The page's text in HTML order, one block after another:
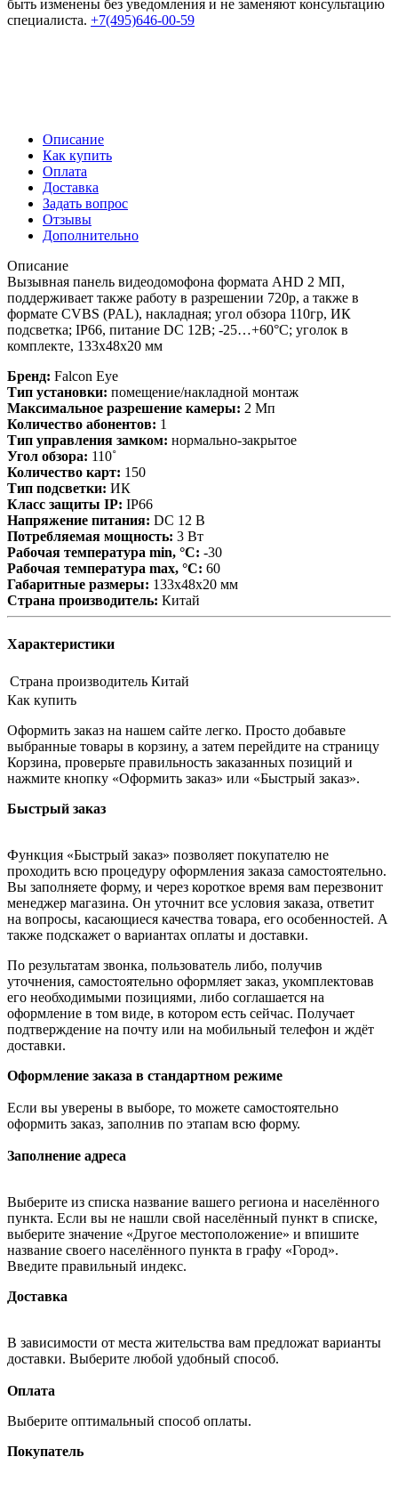
быть изменены без уведомления и не заменяют консультацию
специалиста. +7(495)646-00-59
Описание
Как купить
Оплата
Доставка
Задать вопрос
Отзывы
Дополнительно
Описание
Вызывная панель видеодомофона формата AHD 2 МП,
поддерживает также работу в разрешении 720p, а также в
формате CVBS (PAL), накладная; угол обзора 110гр, ИК
подсветка; IP66, питание DC 12В; -25…+60°C; уголок в
комплекте, 133x48х20 мм
Бренд: Falcon Eye
Тип установки: помещение/накладной монтаж
Максимальное разрешение камеры: 2 Мп
Количество абонентов: 1
Тип управления замком: нормально-закрытое
Угол обзора: 110˚
Количество карт: 150
Тип подсветки: ИК
Класс защиты IP: IP66
Напряжение питания: DC 12 В
Потребляемая мощность: 3 Вт
Рабочая температура min, °С: -30
Рабочая температура max, °С: 60
Габаритные размеры: 133x48х20 мм
Страна производитель: Китай
Характеристики
Страна производитель Китай
Как купить
Оформить заказ на нашем сайте легко. Просто добавьте
выбранные товары в корзину, а затем перейдите на страницу
Корзина, проверьте правильность заказанных позиций и
нажмите кнопку «Оформить заказ» или «Быстрый заказ».
Быстрый заказ
Функция «Быстрый заказ» позволяет покупателю не
проходить всю процедуру оформления заказа самостоятельно.
Вы заполняете форму, и через короткое время вам перезвонит
менеджер магазина. Он уточнит все условия заказа, ответит
на вопросы, касающиеся качества товара, его особенностей. А
также подскажет о вариантах оплаты и доставки.
По результатам звонка, пользователь либо, получив
уточнения, самостоятельно оформляет заказ, укомплектовав
его необходимыми позициями, либо соглашается на
оформление в том виде, в котором есть сейчас. Получает
подтверждение на почту или на мобильный телефон и ждёт
доставки.
Оформление заказа в стандартном режиме
Если вы уверены в выборе, то можете самостоятельно
оформить заказ, заполнив по этапам всю форму.
Заполнение адреса
Выберите из списка название вашего региона и населённого
пункта. Если вы не нашли свой населённый пункт в списке,
выберите значение «Другое местоположение» и впишите
название своего населённого пункта в графу «Город».
Введите правильный индекс.
Доставка
В зависимости от места жительства вам предложат варианты
доставки. Выберите любой удобный способ.
Оплата
Выберите оптимальный способ оплаты.
Покупатель